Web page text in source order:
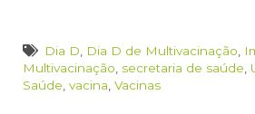
Dia D Dia D de Multivacinação
Multivacinação secretaria de saúde
Saúde vacina Vacinas